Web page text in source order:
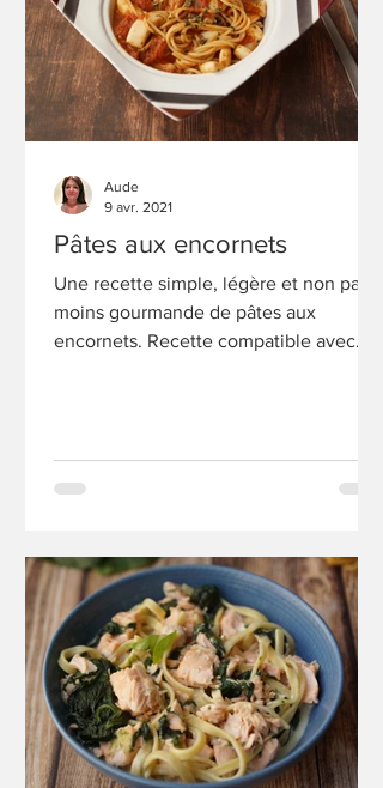
Pâtes aux encornets
Une recette simple, légère et non pas
moins gourmande de pâtes aux
encornets. Recette compatible avec
Aude
9 avr. 2021